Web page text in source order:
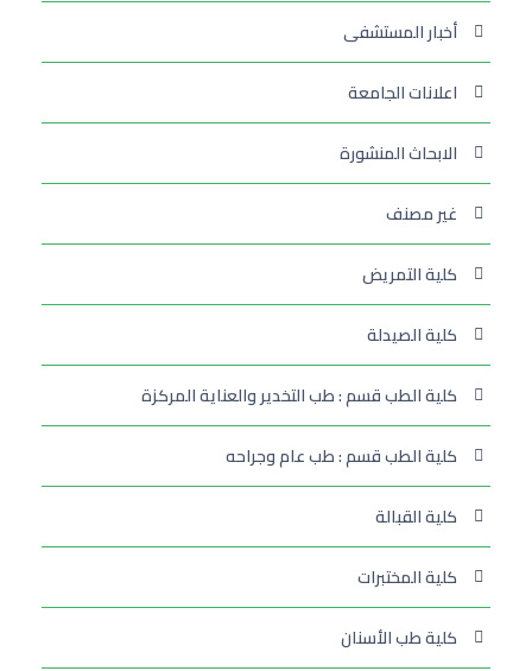
أخبار المستشفى
اعلانات الجامعة
الابحاث المنشورة
غير مصنف
كلية التمريض
كلية الصيدلة
كلية الطب قسم : طب التخدير والعناية المركزة
كلية الطب قسم : طب عام وجراحه
كلية القبالة
كلية المختبرات
كلية طب الأسنان